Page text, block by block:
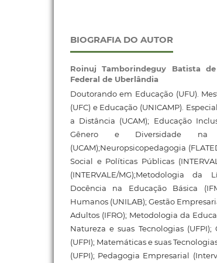
BIOGRAFIA DO AUTOR
Roinuj Tamborindeguy Batista
Federal de Uberlândia
Doutorando em Educação (UFU).
(UFC) e Educação (UNICAMP).
a Distância (UCAM); Educação
Gênero e Diversidade na
(UCAM);Neuropsicopedagogia
Social e Políticas Públicas
(INTERVALE/MG);Metodologia da
Docência na Educação Básica
Humanos (UNILAB); Gestão
Adultos (IFRO); Metodologia da
Natureza e suas Tecnologias
(UFPI); Matemáticas e suas
(UFPI); Pedagogia Empresarial